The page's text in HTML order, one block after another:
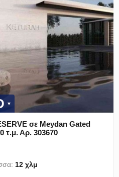
σε Meydan Gated
τ.μ. Αρ. 303670
12 χλμ